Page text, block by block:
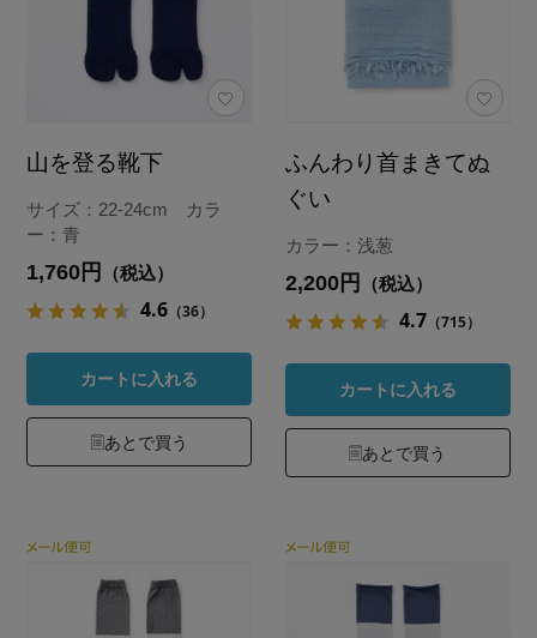
山を登る靴下
サイズ：22-24cm カラ
ー：青
1,760円 （税込）
4.6 （36）
カートに入れる
あとで買う
ふんわり首まきてぬ
ぐい
カラー：浅葱
2,200円 （税込）
4.7 （715）
カートに入れる
あとで買う